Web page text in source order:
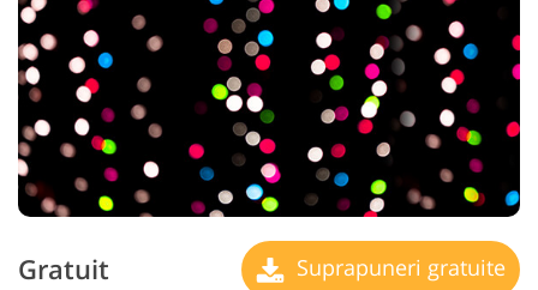
Gratuit Suprapuneri gratuite